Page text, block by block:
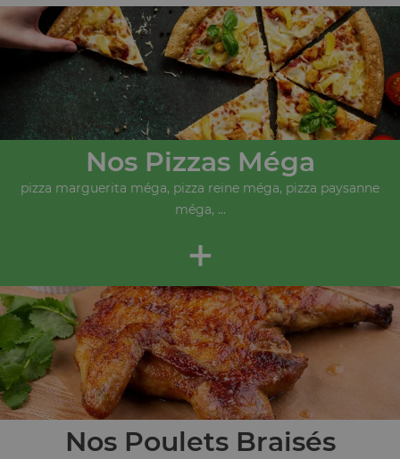
Nos Pizzas Méga
pizza marguerita méga, pizza reine méga, pizza paysanne
méga, ...
+
Nos Poulets Braisés